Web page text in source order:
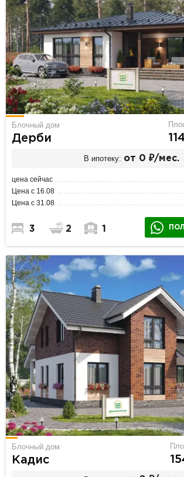
Блочный дом
Дерби
В ипотеку: от 0 ₽/мес.
цена сейчас
Цена с 16.08
Цена с 31.08
3 2 1
Блочный дом
Кадис